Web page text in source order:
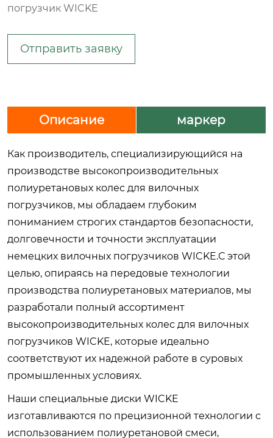
погрузчик WICKE
Отправить заявку
Описание маркер
Как производитель, специализирующийся на
производстве высокопроизводительных
полиуретановых колес для вилочных
погрузчиков, мы обладаем глубоким
пониманием строгих стандартов безопасности,
долговечности и точности эксплуатации
немецких вилочных погрузчиков WICKE.С этой
целью, опираясь на передовые технологии
производства полиуретановых материалов, мы
разработали полный ассортимент
высокопроизводительных колес для вилочных
погрузчиков WICKE, которые идеально
соответствуют их надежной работе в суровых
промышленных условиях.
Наши специальные диски WICKE
изготавливаются по прецизионной технологии с
использованием полиуретановой смеси,